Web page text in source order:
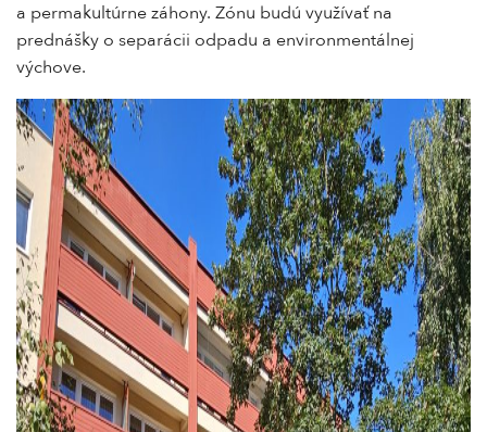
a permakultúrne záhony. Zónu budú využívať na
prednášky o separácii odpadu a environmentálnej
výchove.